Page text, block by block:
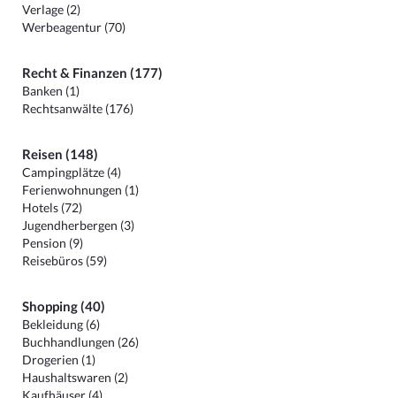
Verlage (2)
Werbeagentur (70)
Recht & Finanzen (177)
Banken (1)
Rechtsanwälte (176)
Reisen (148)
Campingplätze (4)
Ferienwohnungen (1)
Hotels (72)
Jugendherbergen (3)
Pension (9)
Reisebüros (59)
Shopping (40)
Bekleidung (6)
Buchhandlungen (26)
Drogerien (1)
Haushaltswaren (2)
Kaufhäuser (4)